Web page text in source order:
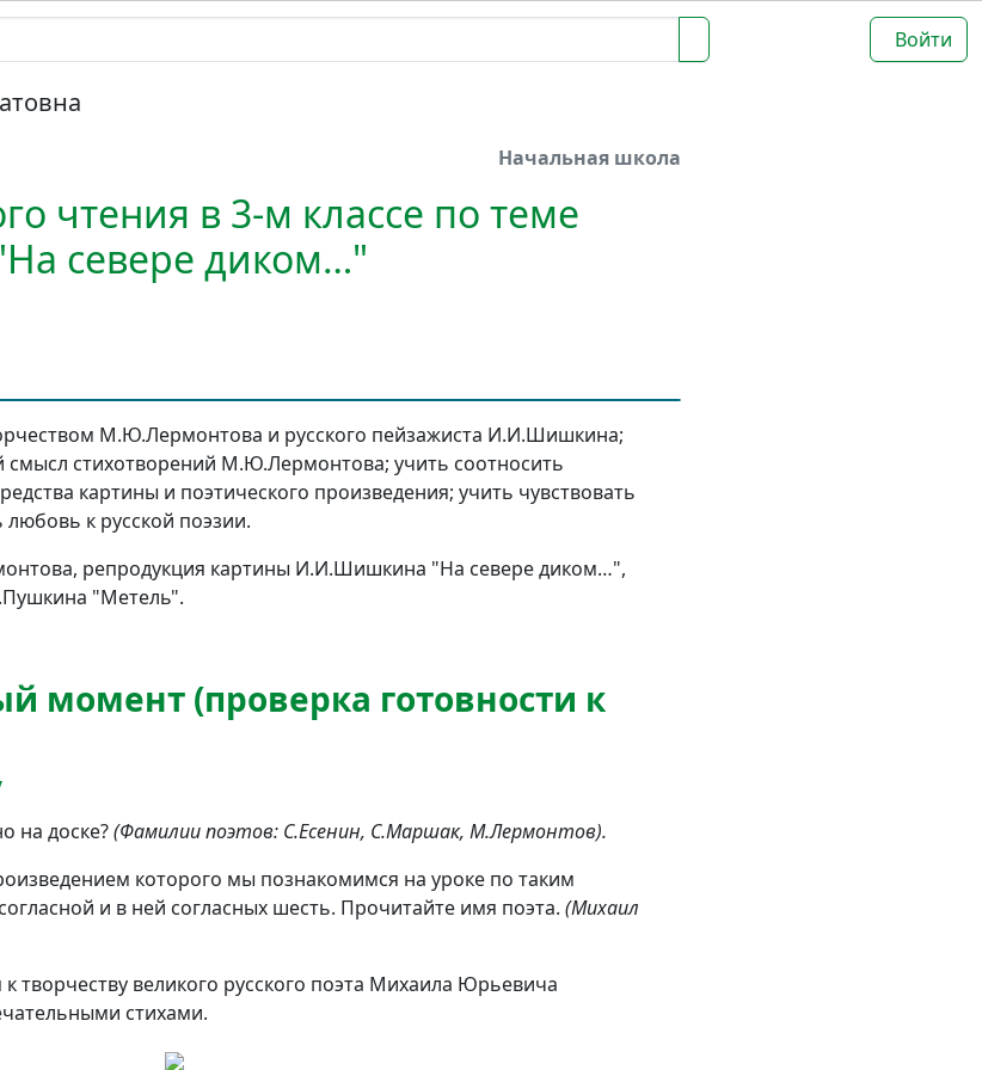
Войти
Начальная школа
чтения в 3-м классе по теме
севере диком…"
М.Ю.Лермонтова и русского пейзажиста И.И.Шишкина;
стихотворений М.Ю.Лермонтова; учить соотносить
картины и поэтического произведения; учить чувствовать
к русской поэзии.
репродукция картины И.И.Шишкина "На севере диком…",
"Метель".
момент (проверка готовности к
на доске?(Фамилии поэтов: С.Есенин, С.Маршак, М.Лермонтов).
которого мы познакомимся на уроке по таким
и в ней согласных шесть. Прочитайте имя поэта. (Михаил
творчеству великого русского поэта Михаила Юрьевича
стихами.